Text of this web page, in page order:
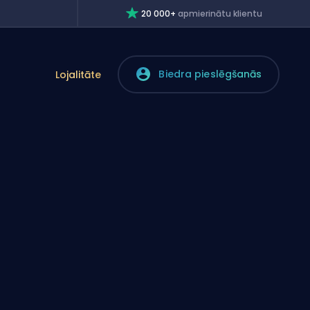
20 000+apmierinātu klientu
Lojalitāte Biedra pieslēgšanās